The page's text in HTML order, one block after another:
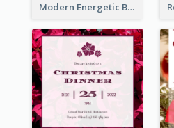
Modern Energetic Bowling Invitation Design